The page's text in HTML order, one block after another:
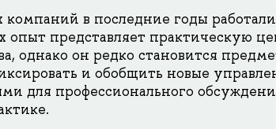
в последние годы работали
представляет практическую
однако он редко становится
и обобщить новые
для профессионального